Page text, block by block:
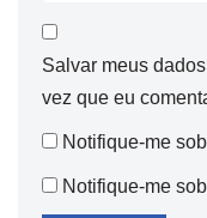
Salvar meus
vez que eu
Notifique-me
Notifique-me